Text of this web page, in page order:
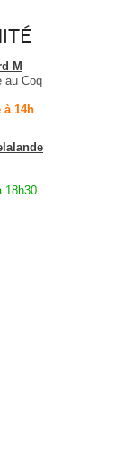
M
au Coq
à 14h
18h30